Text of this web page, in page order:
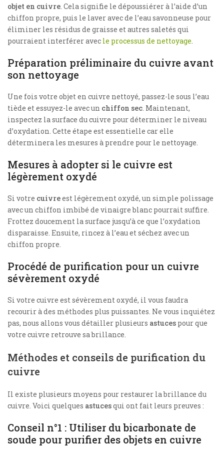
objet en cuivre. Cela signifie le dépoussiérer à l’aide d’un
chiffon propre, puis le laver avec de l’eau savonneuse pour
éliminer les résidus de graisse et autres saletés qui
pourraient interférer avec le processus de nettoyage.
Préparation préliminaire du cuivre avant
son nettoyage
Une fois votre objet en cuivre nettoyé, passez-le sous l’eau
tiède et essuyez-le avec un chiffon sec. Maintenant,
inspectez la surface du cuivre pour déterminer le niveau
d’oxydation. Cette étape est essentielle car elle
déterminera les mesures à prendre pour le nettoyage.
Mesures à adopter si le cuivre est
légèrement oxydé
Si votre cuivreest légèrement oxydé, un simple polissage
avec un chiffon imbibé de vinaigre blanc pourrait suffire.
Frottez doucement la surface jusqu’à ce que l’oxydation
disparaisse. Ensuite, rincez à l’eau et séchez avec un
chiffon propre.
Procédé de purification pour un cuivre
sévèrement oxydé
Si votre cuivre est sévèrement oxydé, il vous faudra
recourir à des méthodes plus puissantes. Ne vous inquiétez
pas, nous allons vous détailler plusieurs astuces pour que
votre cuivre retrouve sa brillance.
Méthodes et conseils de purification du
cuivre
Il existe plusieurs moyens pour restaurer la brillance du
cuivre. Voici quelques astucesqui ont fait leurs preuves :
Conseil n°1 : Utiliser du bicarbonate de
soude pour purifier des objets en cuivre